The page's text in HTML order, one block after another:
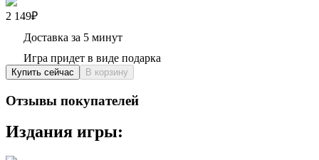
2 149₽
Доставка за 5 минут
Игра придет в виде подарка
Купить сейчас В корзину
Отзывы покупателей
Издания игры: